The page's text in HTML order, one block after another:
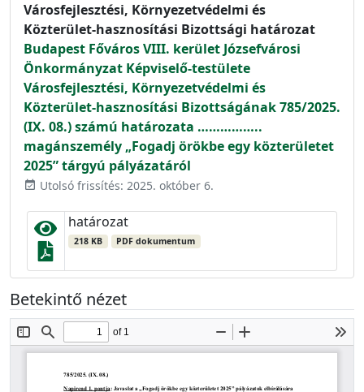
Városfejlesztési, Környezetvédelmi és
Közterület-hasznosítási Bizottsági határozat
Budapest Főváros VIII. kerület Józsefvárosi
Önkormányzat Képviselő-testülete
Városfejlesztési, Környezetvédelmi és
Közterület-hasznosítási Bizottságának 785/2025.
(IX. 08.) számú határozata ……………..
magánszemély „Fogadj örökbe egy közterületet
2025” tárgyú pályázatáról
event_available Utolsó frissítés: 2025. október 6.
határozat
218 KB PDF dokumentum
Betekintő nézet